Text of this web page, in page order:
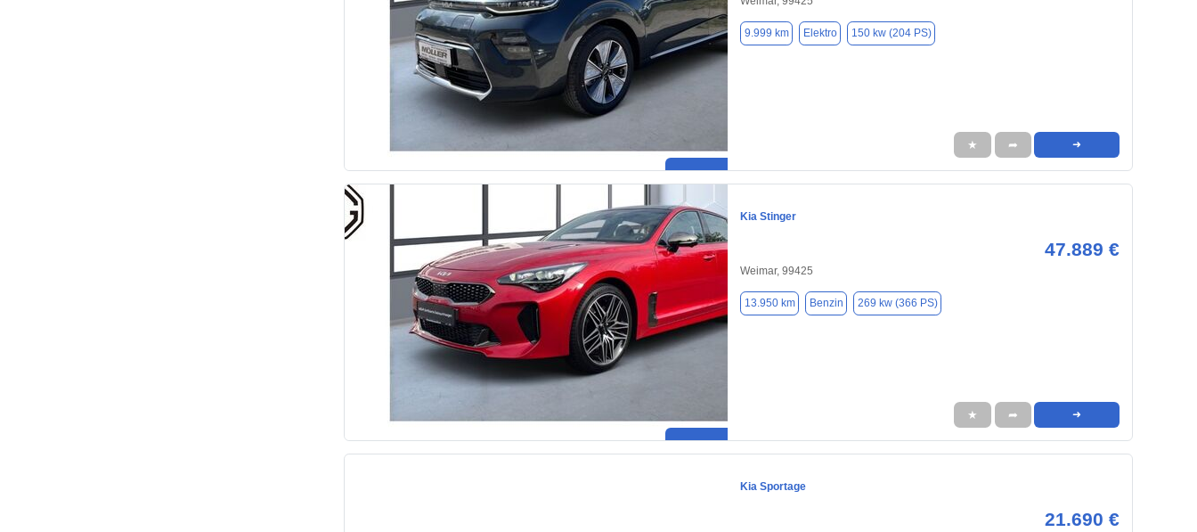
9.999 km Elektro 150 kw (204 PS)
★ ➦ ➜
Kia Stinger
47.889 €
Weimar, 99425
13.950 km Benzin 269 kw (366 PS)
★ ➦ ➜
Kia Sportage
21.690 €